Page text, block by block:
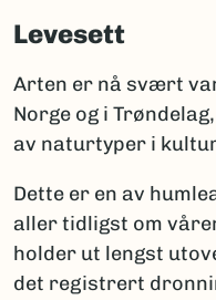
Levesett
Arten er nå svært
Norge og i
av naturtyper i
Dette er en av
aller tidligst om
holder ut lengst
det registrert